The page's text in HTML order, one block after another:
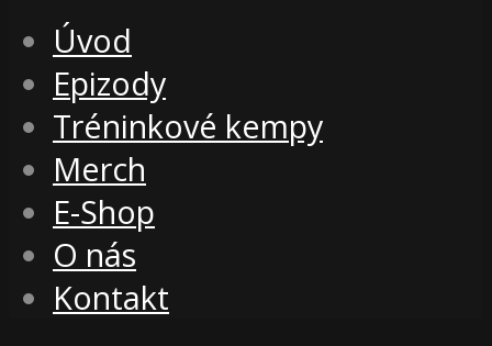
Úvod
Epizody
Tréninkové kempy
Merch
E-Shop
O nás
Kontakt